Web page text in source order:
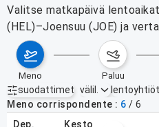
Valitse matkapäivä
(HEL)–Joensuu (JOE) ja
meno paluu
suodattimet
Aktiiviset suodattimet ei
välil. lentoyhtiöt
Meno corrispondente
6 / 6
dep.
kesto